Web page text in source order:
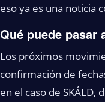
eso ya es una noticia
Qué puede pasar
Los próximos
confirmación de
en el caso de SKÁLD,